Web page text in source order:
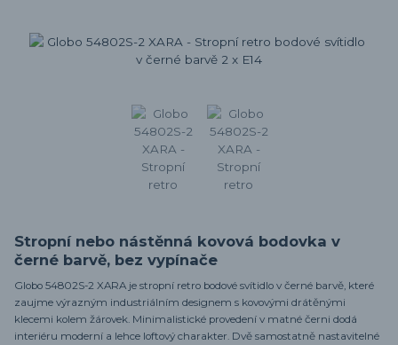
Stropní nebo nástěnná kovová bodovka v
černé barvě, bez vypínače
Globo 54802S-2 XARA je stropní retro bodové svítidlo v černé barvě, které
zaujme výrazným industriálním designem s kovovými drátěnými
klecemi kolem žárovek. Minimalistické provedení v matné černi dodá
interiéru moderní a lehce loftový charakter. Dvě samostatně nastavitelné